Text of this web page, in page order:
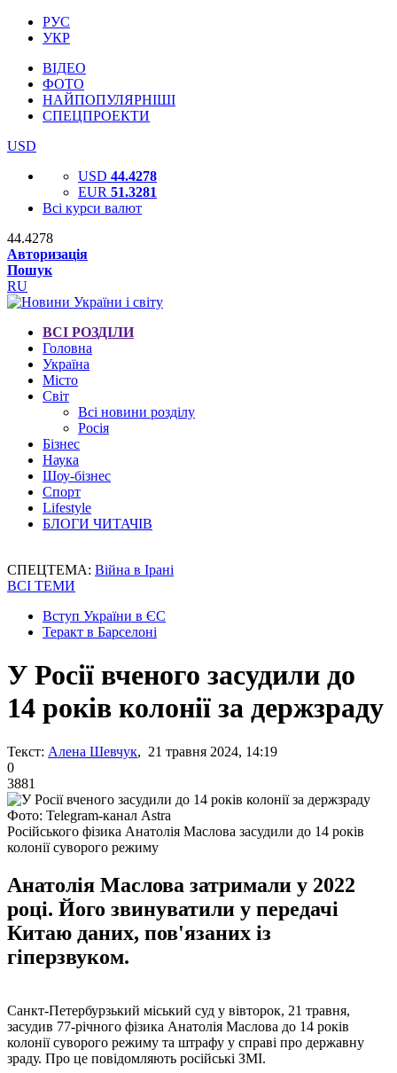
РУС
УКР
ВІДЕО
ФОТО
НАЙПОПУЛЯРНІШІ
СПЕЦПРОЕКТИ
USD
USD 44.4278
EUR 51.3281
Всі курси валют
44.4278
Авторизація
Пошук
RU
ВСІ РОЗДІЛИ
Головна
Україна
Місто
Світ
Всі новини розділу
Росія
Бізнес
Наука
Шоу-бізнес
Спорт
Lifestyle
БЛОГИ ЧИТАЧІВ
СПЕЦТЕМА: Війна в Ірані
ВСІ ТЕМИ
Вступ України в ЄС
Теракт в Барселоні
У Росії вченого засудили до
14 років колонії за держзраду
Текст: Алена Шевчук, 21 травня 2024, 14:19
0
3881
Фото: Telegram-канал Astra
Російського фізика Анатолія Маслова засудили до 14 років
колонії суворого режиму
Анатолія Маслова затримали у 2022
році. Його звинуватили у передачі
Китаю даних, пов'язаних із
гіперзвуком.
Санкт-Петербурзький міський суд у вівторок, 21 травня,
засудив 77-річного фізика Анатолія Маслова до 14 років
колонії суворого режиму та штрафу у справі про державну
зраду. Про це повідомляють російські ЗМІ.